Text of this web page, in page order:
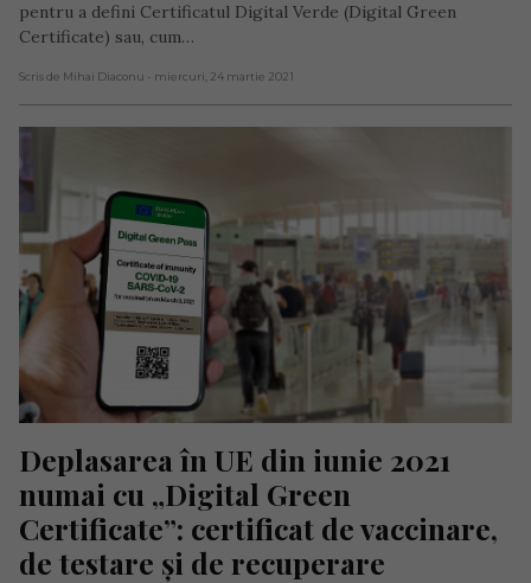
pentru a defini Certificatul Digital Verde (Digital Green
Certificate) sau, cum…
Scris de Mihai Diaconu - miercuri, 24 martie 2021
Deplasarea în UE din iunie 2021
numai cu „Digital Green
Certificate”: certificat de vaccinare,
de testare și de recuperare